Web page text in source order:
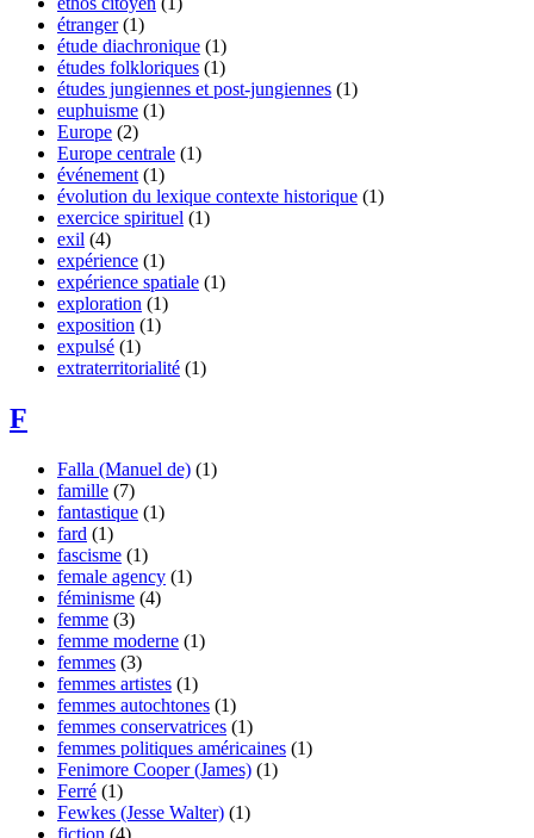
étranger (1)
étude diachronique (1)
études folkloriques (1)
études jungiennes et post-jungiennes (1)
euphuisme (1)
Europe (2)
Europe centrale (1)
événement (1)
évolution du lexique contexte historique (1)
exercice spirituel (1)
exil (4)
expérience (1)
expérience spatiale (1)
exploration (1)
exposition (1)
expulsé (1)
extraterritorialité (1)
F
Falla (Manuel de) (1)
famille (7)
fantastique (1)
fard (1)
fascisme (1)
female agency (1)
féminisme (4)
femme (3)
femme moderne (1)
femmes (3)
femmes artistes (1)
femmes autochtones (1)
femmes conservatrices (1)
femmes politiques américaines (1)
Fenimore Cooper (James) (1)
Ferré (1)
Fewkes (Jesse Walter) (1)
fiction (4)